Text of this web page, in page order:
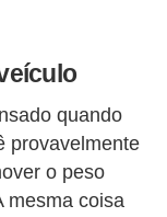
quando
provavelmente
o peso
mesma coisa